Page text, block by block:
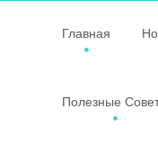
Главная
Полезные